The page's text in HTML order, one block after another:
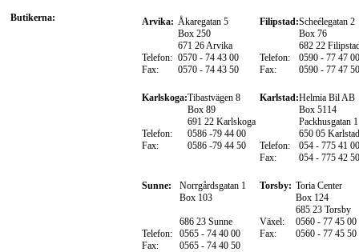
Butikerna: Arvika: Åkaregatan 5
Box 250
671 26 Arvika
Telefon: 0570 - 74 43 00
Fax:
0570 - 74 43 50
Filipstad:Scheélegatan 2
Box 76
682 22
Telefon:
0590 - 77 47 00
Fax:
0590 - 77 47 50
Karlskoga:Tibastvägen 8
Box 89
691 22 Karlskoga
Telefon:
0586 -79 44 00
Fax:
0586 -79 44 50
Karlstad:Helmia Bil AB
Box 5114
Packhusgatan 1
650 05 Karlstad
Telefon:
054 - 775 41 00
Fax:
054 - 775 42 50
Sunne:
Norrgårdsgatan 1
Box 103
686 23 Sunne
Telefon:
0565 - 74 40 00
Fax:
0565 - 74 40 50
Torsby: Toria Center
Box 124
685 23 Torsby
Växel:
0560 - 77 45 00
Fax:
0560 - 77 45 50